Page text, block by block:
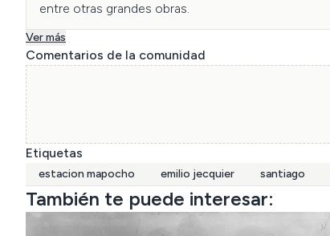
entre otras grandes obras.
Ver más
Comentarios de la comunidad
Etiquetas
estacion mapocho emilio jecquier santiago
También te puede interesar: